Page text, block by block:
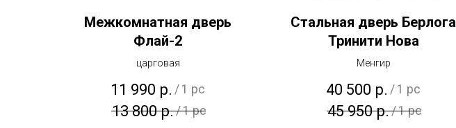
Межкомнатная дверь
Флай-2
царговая
11 990 р. / 1 pc
13 800 р./1 pc
Стальная дверь Берлога
Тринити Нова
Менгир
40 500 р. / 1 pc
45 950 р./1 pc